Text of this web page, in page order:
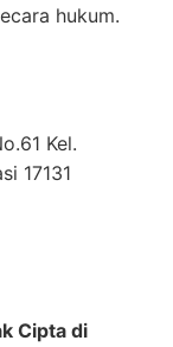
hukum.
Kel.
17131
Cipta di